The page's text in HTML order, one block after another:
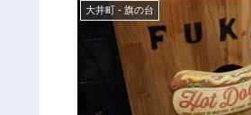
大井町 - 旗の台